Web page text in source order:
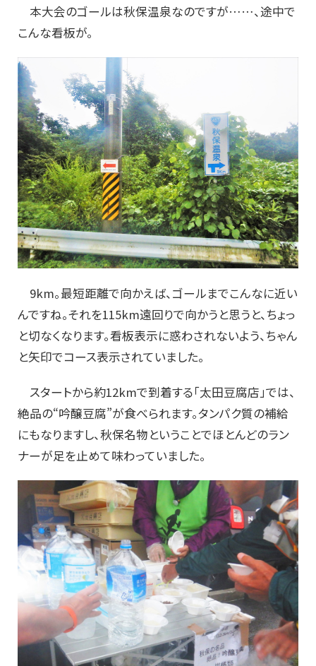
本大会のゴールは秋保温泉なのですが……、途中で
こんな看板が。
9km。最短距離で向かえば、ゴールまでこんなに近い
んですね。それを115km遠回りで向かうと思うと、ちょっ
と切なくなります。看板表示に惑わされないよう、ちゃん
と矢印でコース表示されていました。
スタートから約12kmで到着する「太田豆腐店」では、
絶品の“吟醸豆腐”が食べられます。タンパク質の補給
にもなりますし、秋保名物ということでほとんどのラン
ナーが足を止めて味わっていました。